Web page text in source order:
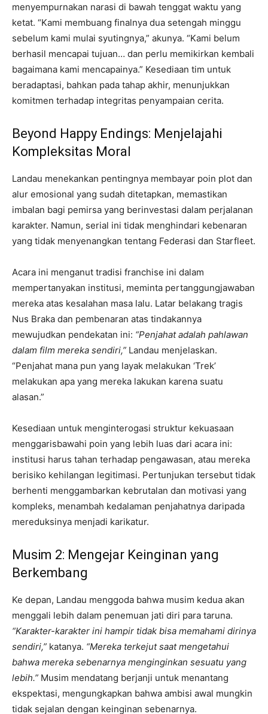
menyempurnakan narasi di bawah tenggat waktu yang
ketat. “Kami membuang finalnya dua setengah minggu
sebelum kami mulai syutingnya,” akunya. “Kami belum
berhasil mencapai tujuan… dan perlu memikirkan kembali
bagaimana kami mencapainya.” Kesediaan tim untuk
beradaptasi, bahkan pada tahap akhir, menunjukkan
komitmen terhadap integritas penyampaian cerita.
Beyond Happy Endings: Menjelajahi
Kompleksitas Moral
Landau menekankan pentingnya membayar poin plot dan
alur emosional yang sudah ditetapkan, memastikan
imbalan bagi pemirsa yang berinvestasi dalam perjalanan
karakter. Namun, serial ini tidak menghindari kebenaran
yang tidak menyenangkan tentang Federasi dan Starfleet.
Acara ini menganut tradisi franchise ini dalam
mempertanyakan institusi, meminta pertanggungjawaban
mereka atas kesalahan masa lalu. Latar belakang tragis
Nus Braka dan pembenaran atas tindakannya
mewujudkan pendekatan ini: “Penjahat adalah pahlawan
dalam film mereka sendiri,” Landau menjelaskan.
“Penjahat mana pun yang layak melakukan ‘Trek’
melakukan apa yang mereka lakukan karena suatu
alasan.”
Kesediaan untuk menginterogasi struktur kekuasaan
menggarisbawahi poin yang lebih luas dari acara ini:
institusi harus tahan terhadap pengawasan, atau mereka
berisiko kehilangan legitimasi. Pertunjukan tersebut tidak
berhenti menggambarkan kebrutalan dan motivasi yang
kompleks, menambah kedalaman penjahatnya daripada
mereduksinya menjadi karikatur.
Musim 2: Mengejar Keinginan yang
Berkembang
Ke depan, Landau menggoda bahwa musim kedua akan
menggali lebih dalam penemuan jati diri para taruna.
“Karakter-karakter ini hampir tidak bisa memahami dirinya
sendiri,” katanya. “Mereka terkejut saat mengetahui
bahwa mereka sebenarnya menginginkan sesuatu yang
lebih.” Musim mendatang berjanji untuk menantang
ekspektasi, mengungkapkan bahwa ambisi awal mungkin
tidak sejalan dengan keinginan sebenarnya.